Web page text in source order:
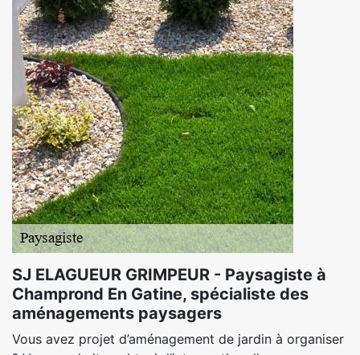
SJ ELAGUEUR GRIMPEUR - Paysagiste à
Champrond En Gatine, spécialiste des
aménagements paysagers
Vous avez projet d’aménagement de jardin à organiser